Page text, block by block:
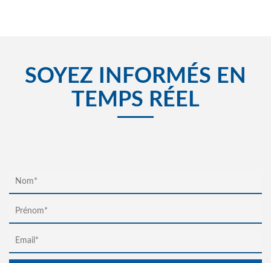
SOYEZ INFORMÉS EN
TEMPS RÉEL